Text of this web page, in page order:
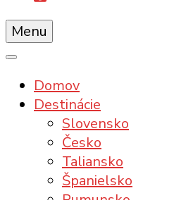
Menu
Domov
Destinácie
Slovensko
Česko
Taliansko
Španielsko